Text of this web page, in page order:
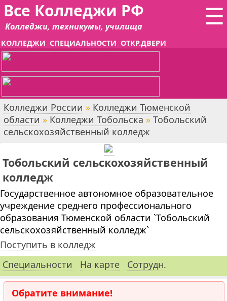
☰
Все Колледжи РФ
Колледжи, техникумы, училища
КОЛЛЕДЖИ СПЕЦИАЛЬНОСТИ ОТКР.ДВЕРИ
Колледжи России » Колледжи Тюменской
области » Колледжи Тобольска » Тобольский
сельскохозяйственный колледж
Тобольский сельскохозяйственный
колледж
Государственное автономное образовательное
учреждение среднего профессионального
образования Тюменской области `Тобольский
сельскохозяйственный колледж`
Поступить в колледж
Специальности
На карте Сотрудн.
Обратите внимание!